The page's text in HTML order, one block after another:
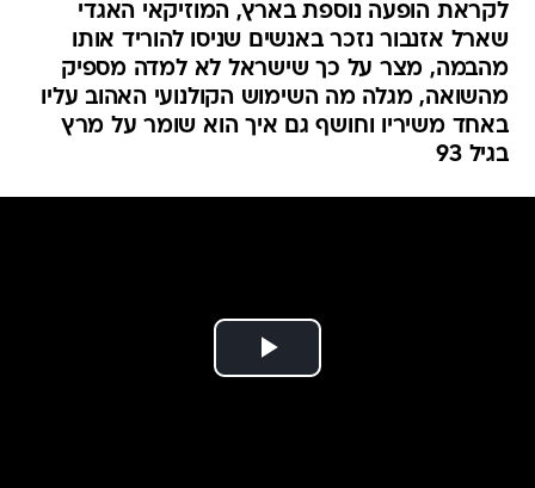
לקראת הופעה נוספת בארץ, המוזיקאי האגדי
שארל אזנבור נזכר באנשים שניסו להוריד אותו
מהבמה, מצר על כך שישראל לא למדה מספיק
מהשואה, מגלה מה השימוש הקולנועי האהוב עליו
באחד משיריו וחושף גם איך הוא שומר על מרץ
בגיל 93